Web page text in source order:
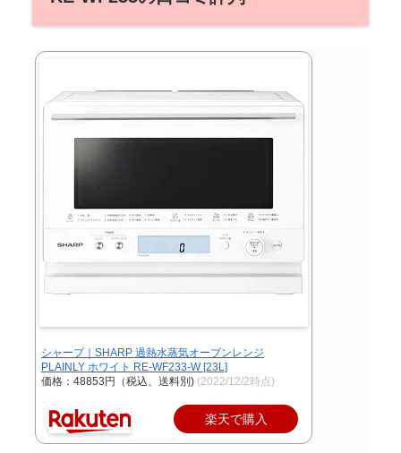
シャープ｜SHARP 過熱水蒸気オーブンレンジ
PLAINLY ホワイト RE-WF233-W [23L]
価格：48853円（税込、送料別) (2022/12/2時点)
楽天で購入